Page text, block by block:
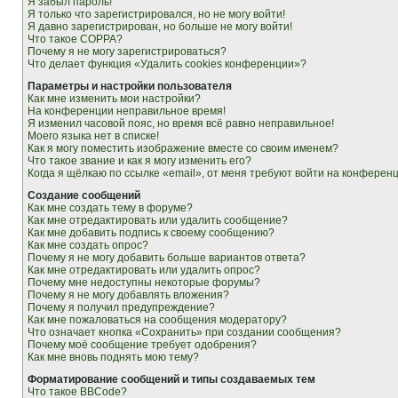
Я только что зарегистрировался, но не могу войти!
Я давно зарегистрирован, но больше не могу войти!
Что такое COPPA?
Почему я не могу зарегистрироваться?
Что делает функция «Удалить cookies конференции»?
Параметры и настройки пользователя
Как мне изменить мои настройки?
На конференции неправильное время!
Я изменил часовой пояс, но время всё равно неправильное!
Моего языка нет в списке!
Как я могу поместить изображение вместе со своим именем?
Что такое звание и как я могу изменить его?
Когда я щёлкаю по ссылке «email», от меня требуют войти на
Создание сообщений
Как мне создать тему в форуме?
Как мне отредактировать или удалить сообщение?
Как мне добавить подпись к своему сообщению?
Как мне создать опрос?
Почему я не могу добавить больше вариантов ответа?
Как мне отредактировать или удалить опрос?
Почему мне недоступны некоторые форумы?
Почему я не могу добавлять вложения?
Почему я получил предупреждение?
Как мне пожаловаться на сообщения модератору?
Что означает кнопка «Сохранить» при создании сообщения?
Почему моё сообщение требует одобрения?
Как мне вновь поднять мою тему?
Форматирование сообщений и типы создаваемых тем
Что такое BBCode?